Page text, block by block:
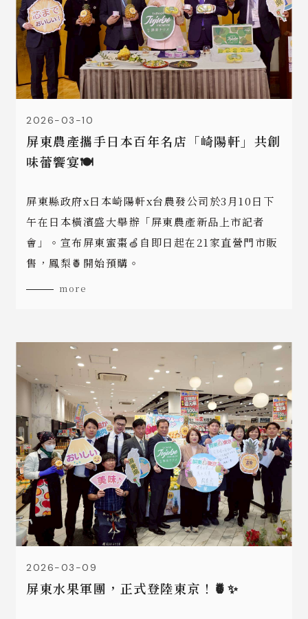
2026-03-10
屏東農產攜手日本百年名店「崎陽軒」共創
味蕾饗宴🍽️
屏東縣政府x日本崎陽軒x台農發公司於3月10日下
午在日本橫濱盛大舉辦「屏東農產新品上市記者
會」。宣布屏東蜜棗🍏自即日起在21家直營門市販
售，鳳梨🍍開始預購。
more
2026-03-09
屏東水果軍團，正式登陸東京！🍍✨